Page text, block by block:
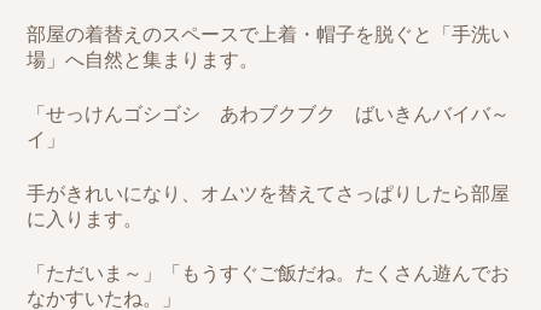
部屋の着替えのスペースで上着・帽子を脱ぐと「手洗い
場」へ自然と集まります。
「せっけんゴシゴシ あわブクブク ばいきんバイバ～
イ」
手がきれいになり、オムツを替えてさっぱりしたら部屋
に入ります。
「ただいま～」「もうすぐご飯だね。たくさん遊んでお
なかすいたね。」